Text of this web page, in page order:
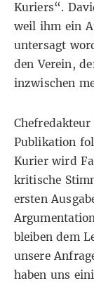
Kuriers“.
weil ihm ein
untersagt
den Verein,
inzwischen
Publikation
Kurier wird
kritische
ersten
bleiben dem
unsere
haben uns